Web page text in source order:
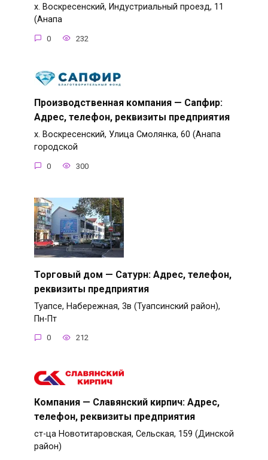
х. Воскресенский, Индустриальный проезд, 11
(Анапа
0 232
Производственная компания — Сапфир:
Адрес, телефон, реквизиты предприятия
х. Воскресенский, Улица Смолянка, 60 (Анапа
городской
0 300
Торговый дом — Сатурн: Адрес, телефон,
реквизиты предприятия
Туапсе, Набережная, 3в (Туапсинский район),
Пн-Пт
0 212
Компания — Славянский кирпич: Адрес,
телефон, реквизиты предприятия
ст-ца Новотитаровская, Сельская, 159 (Динской
район)